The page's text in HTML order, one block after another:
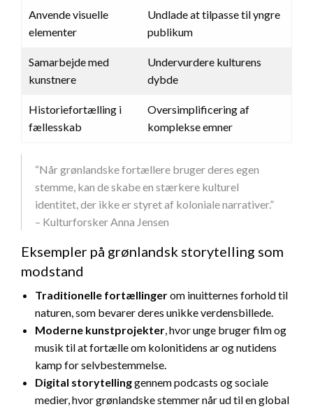
Anvende visuelle
elementer
Undlade at tilpasse til yngre
publikum
Samarbejde med
kunstnere
Undervurdere kulturens
dybde
Historiefortælling i
fællesskab
Oversimplificering af
komplekse emner
“Når grønlandske fortællere bruger deres egen
stemme, kan de skabe en stærkere kulturel
identitet, der ikke er styret af koloniale narrativer.”
– Kulturforsker Anna Jensen
Eksempler på grønlandsk storytelling som
modstand
Traditionelle fortællingerom inuitternes forhold til
naturen, som bevarer deres unikke verdensbillede.
Moderne kunstprojekter, hvor unge bruger film og
musik til at fortælle om kolonitidens ar og nutidens
kamp for selvbestemmelse.
Digital storytellinggennem podcasts og sociale
medier, hvor grønlandske stemmer når ud til en global